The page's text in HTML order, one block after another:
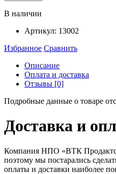
В наличии
Артикул: 13002
Избранное Сравнить
Описание
Оплата и доставка
Отзывы [0]
Подробные данные о товаре
Доставка и
Компания НПО «ВТК
поэтому мы постарались
оплаты и доставки наиболее